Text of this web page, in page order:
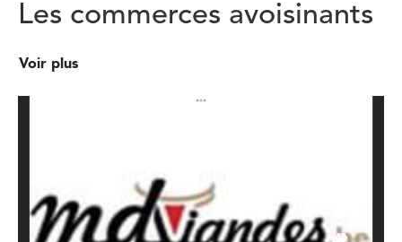
Les commerces avoisinants
Voir plus